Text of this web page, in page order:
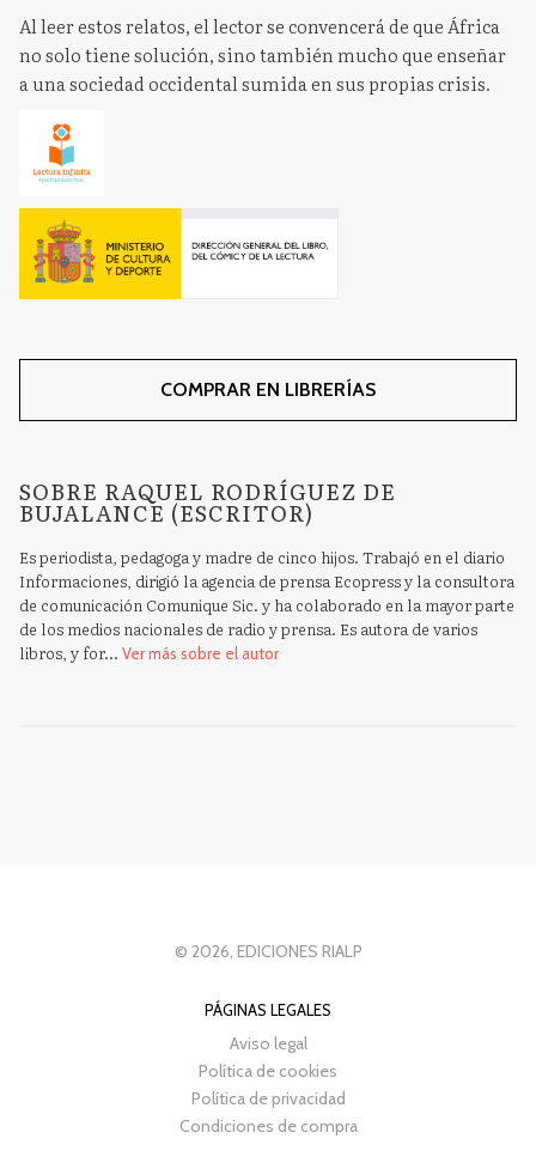
Al leer estos relatos, el lector se convencerá de que África
no solo tiene solución, sino también mucho que enseñar
a una sociedad occidental sumida en sus propias crisis.
COMPRAR EN LIBRERÍAS
SOBRE RAQUEL RODRÍGUEZ DE
BUJALANCE (ESCRITOR)
Es periodista, pedagoga y madre de cinco hijos. Trabajó en el diario
Informaciones, dirigió la agencia de prensa Ecopress y la consultora
de comunicación Comunique Sic. y ha colaborado en la mayor parte
de los medios nacionales de radio y prensa. Es autora de varios
libros, y for... Ver más sobre el autor
© 2026, EDICIONES RIALP
PÁGINAS LEGALES
Aviso legal
Política de cookies
Política de privacidad
Condiciones de compra